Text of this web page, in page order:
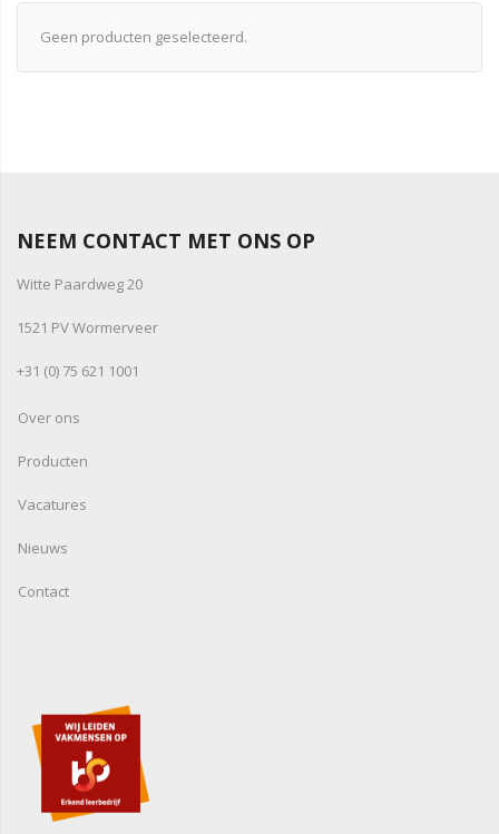
Geen producten geselecteerd.
NEEM CONTACT MET ONS OP
Witte Paardweg 20
1521 PV Wormerveer
+31 (0) 75 621 1001
Over ons
Producten
Vacatures
Nieuws
Contact